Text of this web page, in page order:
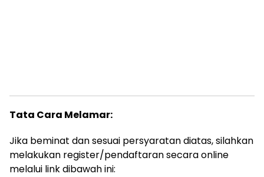
Tata Cara Melamar:
Jika beminat dan sesuai persyaratan diatas, silahkan
melakukan register/pendaftaran secara online
melalui link dibawah ini: